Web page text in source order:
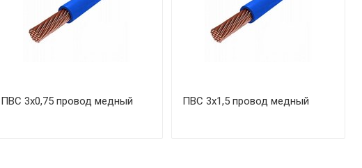
ПВС 3х0,75 провод медный ПВС 3х1,5 провод медный